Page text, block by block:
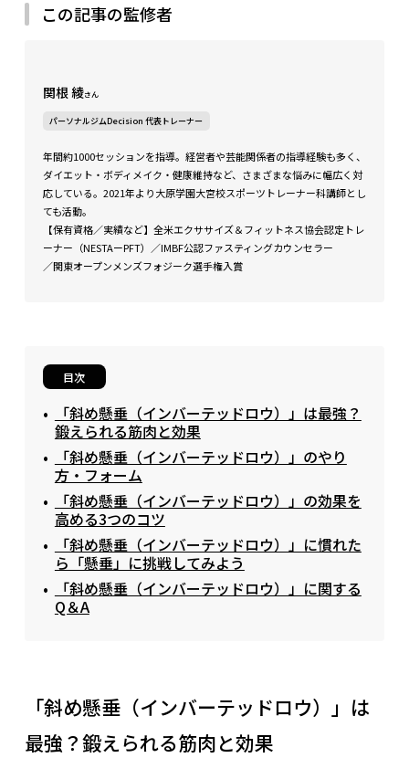
この記事の監修者
関根 綾さん
パーソナルジムDecision 代表トレーナー
年間約1000セッションを指導。経営者や芸能関係者の指導経験も多く、
ダイエット・ボディメイク・健康維持など、さまざまな悩みに幅広く対
応している。2021年より大原学園大宮校スポーツトレーナー科講師とし
ても活動。
【保有資格／実績など】全米エクササイズ＆フィットネス協会認定トレ
ーナー（NESTAーPFT）／IMBF公認ファスティングカウンセラー
／関東オープンメンズフォジーク選手権入賞
目次
「斜め懸垂（インバーテッドロウ）」は最強？
鍛えられる筋肉と効果
「斜め懸垂（インバーテッドロウ）」のやり
方・フォーム
「斜め懸垂（インバーテッドロウ）」の効果を
高める3つのコツ
「斜め懸垂（インバーテッドロウ）」に慣れた
ら「懸垂」に挑戦してみよう
「斜め懸垂（インバーテッドロウ）」に関する
Q＆A
「斜め懸垂（インバーテッドロウ）」は
最強？鍛えられる筋肉と効果